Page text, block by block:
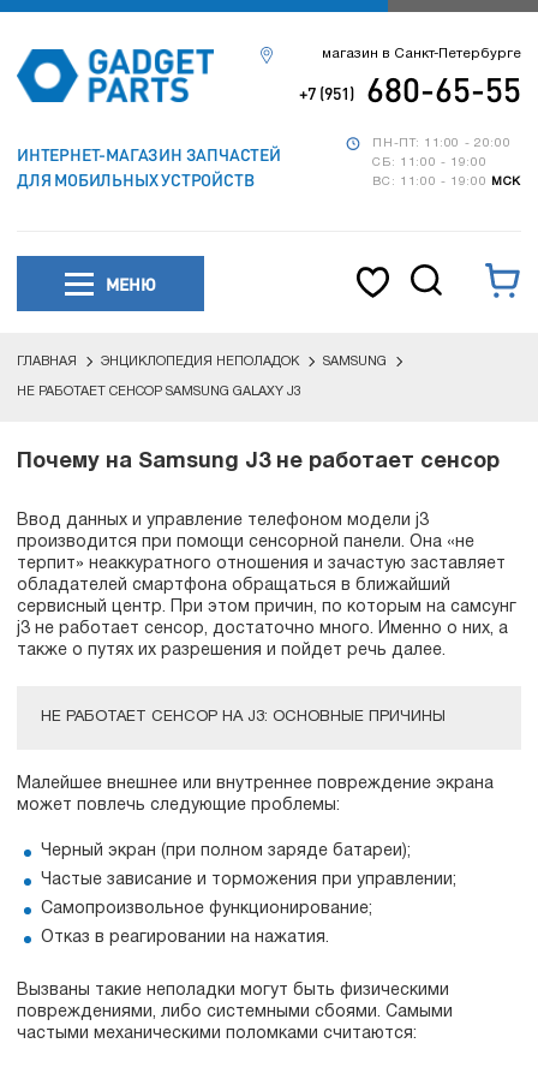
ИНТЕРНЕТ-МАГАЗИН ЗАПЧАСТЕЙ
ДЛЯ МОБИЛЬНЫХ УСТРОЙСТВ
ПН-ПТ: 11:00 - 20:00
СБ: 11:00 - 19:00
ВС: 11:00 - 19:00
МСК
магазин в Санкт-Петербурге
+7 (951) 680-65-55
МЕНЮ
ГЛАВНАЯ ЭНЦИКЛОПЕДИЯ НЕПОЛАДОК SAMSUNG
НЕ РАБОТАЕТ СЕНСОР SAMSUNG GALAXY J3
Почему на Samsung J3 не работает сенсор
Ввод данных и управление телефоном модели j3
производится при помощи сенсорной панели. Она «не
терпит» неаккуратного отношения и зачастую заставляет
обладателей смартфона обращаться в ближайший
сервисный центр. При этом причин, по которым на самсунг
j3 не работает сенсор, достаточно много. Именно о них, а
также о путях их разрешения и пойдет речь далее.
НЕ РАБОТАЕТ СЕНСОР НА J3: ОСНОВНЫЕ ПРИЧИНЫ
Малейшее внешнее или внутреннее повреждение экрана
может повлечь следующие проблемы:
Черный экран (при полном заряде батареи);
Частые зависание и торможения при управлении;
Самопроизвольное функционирование;
Отказ в реагировании на нажатия.
Вызваны такие неполадки могут быть физическими
повреждениями, либо системными сбоями. Самыми
частыми механическими поломками считаются: